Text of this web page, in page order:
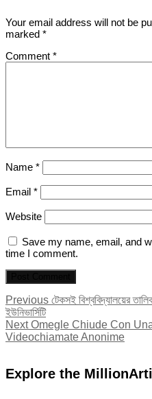
Your email address will not be
marked *
Comment *
Name *
Email *
Website
Save my name, email, and
time I comment.
Post
navigation
Previous Previous
টেকসই বিশ্ববিদ্যালয়ের
ইউনিভার্সিটি
Next Next
post:
Omegle Chiude Con
Videochiamate Anonime
Explore the